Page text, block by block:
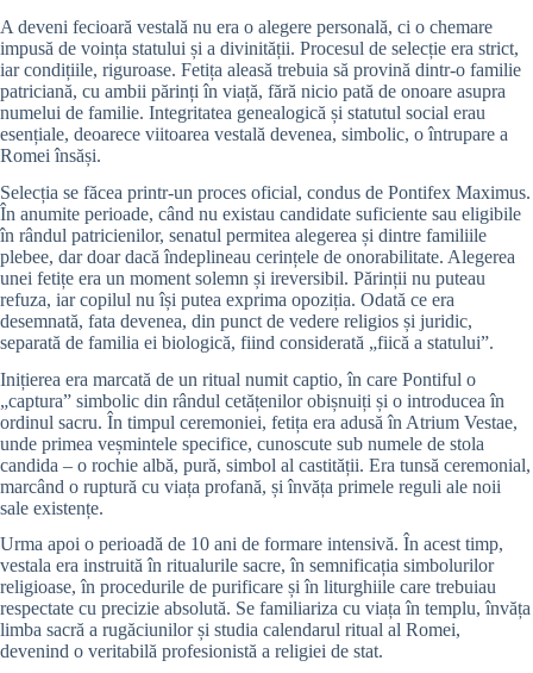
A deveni fecioară vestală nu era o alegere personală, ci o chemare
impusă de voința statului și a divinității. Procesul de selecție era strict,
iar condițiile, riguroase. Fetița aleasă trebuia să provină dintr-o familie
patriciană, cu ambii părinți în viață, fără nicio pată de onoare asupra
numelui de familie. Integritatea genealogică și statutul social erau
esențiale, deoarece viitoarea vestală devenea, simbolic, o întrupare a
Romei însăși.
Selecția se făcea printr-un proces oficial, condus de Pontifex Maximus.
În anumite perioade, când nu existau candidate suficiente sau eligibile
în rândul patricienilor, senatul permitea alegerea și dintre familiile
plebee, dar doar dacă îndeplineau cerințele de onorabilitate. Alegerea
unei fetițe era un moment solemn și ireversibil. Părinții nu puteau
refuza, iar copilul nu își putea exprima opoziția. Odată ce era
desemnată, fata devenea, din punct de vedere religios și juridic,
separată de familia ei biologică, fiind considerată „fiică a statului”.
Inițierea era marcată de un ritual numit captio, în care Pontiful o
„captura” simbolic din rândul cetățenilor obișnuiți și o introducea în
ordinul sacru. În timpul ceremoniei, fetița era adusă în Atrium Vestae,
unde primea veșmintele specifice, cunoscute sub numele de stola
candida – o rochie albă, pură, simbol al castității. Era tunsă ceremonial,
marcând o ruptură cu viața profană, și învăța primele reguli ale noii
sale existențe.
Urma apoi o perioadă de 10 ani de formare intensivă. În acest timp,
vestala era instruită în ritualurile sacre, în semnificația simbolurilor
religioase, în procedurile de purificare și în liturghiile care trebuiau
respectate cu precizie absolută. Se familiariza cu viața în templu, învăța
limba sacră a rugăciunilor și studia calendarul ritual al Romei,
devenind o veritabilă profesionistă a religiei de stat.